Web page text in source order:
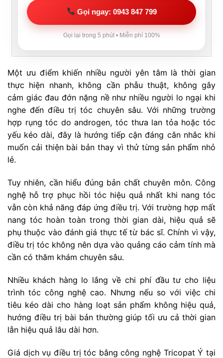
Gọi ngay: 0943 847 799
Gọi lại trong 5 phút • Miễn phí 100%
Một ưu điểm khiến nhiều người yên tâm là thời gian
thực hiện nhanh, không cần phẫu thuật, không gây
cảm giác đau đớn nặng nề như nhiều người lo ngại khi
nghe đến điều trị tóc chuyên sâu. Với những trường
hợp rụng tóc do androgen, tóc thưa lan tỏa hoặc tóc
yếu kéo dài, đây là hướng tiếp cận đáng cân nhắc khi
muốn cải thiện bài bản thay vì thử từng sản phẩm nhỏ
lẻ.
Tuy nhiên, cần hiểu đúng bản chất chuyên môn. Công
nghệ hỗ trợ phục hồi tóc hiệu quả nhất khi nang tóc
vẫn còn khả năng đáp ứng điều trị. Với trường hợp mất
nang tóc hoàn toàn trong thời gian dài, hiệu quả sẽ
phụ thuộc vào đánh giá thực tế từ bác sĩ. Chính vì vậy,
điều trị tóc không nên dựa vào quảng cáo cảm tính mà
cần có thăm khám chuyên sâu.
Nhiều khách hàng lo lắng về chi phí đầu tư cho liệu
trình tóc công nghệ cao. Nhưng nếu so với việc chi
tiêu kéo dài cho hàng loạt sản phẩm không hiệu quả,
hướng điều trị bài bản thường giúp tối ưu cả thời gian
lẫn hiệu quả lâu dài hơn.
Giá dịch vụ điều trị tóc bằng công nghệ Tricopat Ý tại